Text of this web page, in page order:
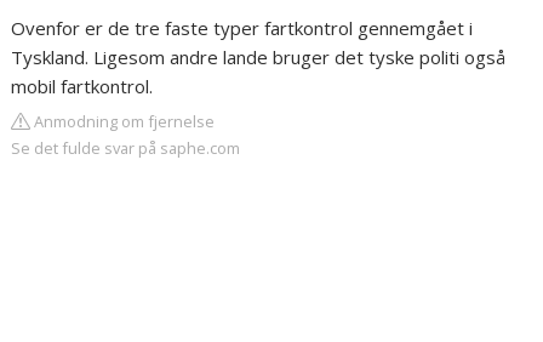
Ovenfor er de tre faste typer fartkontrol gennemgået i
Tyskland. Ligesom andre lande bruger det tyske politi også
mobil fartkontrol.
Anmodning om fjernelse
Se det fulde svar på saphe.com